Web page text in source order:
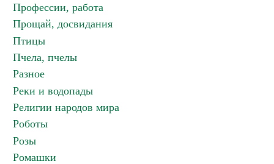
Профессии, работа
Прощай, досвидания
Птицы
Пчела, пчелы
Разное
Реки и водопады
Религии народов мира
Роботы
Розы
Ромашки